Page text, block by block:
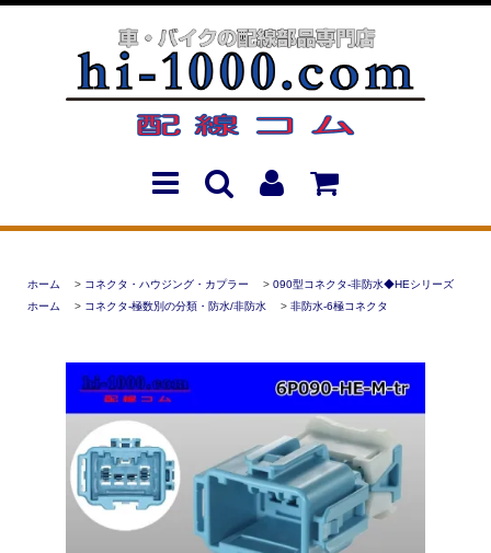
ホーム > コネクタ・ハウジング・カプラー > 090型コネクタ-非防水◆HEシリーズ
ホーム
> コネクタ-極数別の分類・防水/非防水 > 非防水-6極コネクタ